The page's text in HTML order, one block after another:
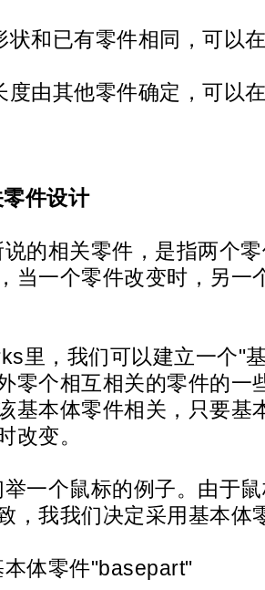
和已有零件相同，可以
由其他零件确定，可以
件设计
的相关零件，是指两个零
当一个零件改变时，另一
，我们可以建立一个"
零个相互相关的零件的一
基本体零件相关，只要基
改变。
一个鼠标的例子。由于鼠
，我我们决定采用基本体
体零件"basepart"